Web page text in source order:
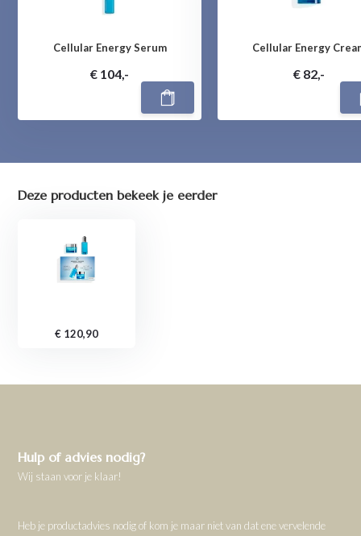
Cellular Energy Serum
€ 104,-
Cellular Energy
€ 82,-
Deze producten bekeek je eerder
€ 120,90
Hulp of advies nodig?
Wij staan voor je klaar!
Heb je productadvies nodig of kom je maar niet van dat ene vervelende